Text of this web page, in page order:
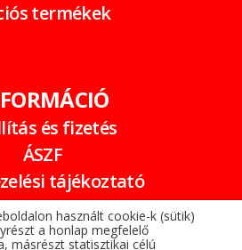
termékek
és fizetés
ÁSZF
tájékoztató
Garancia
nyilatkozat
használt cookie-k (sütik)
a honlap megfelelő
másrészt statisztikai célú